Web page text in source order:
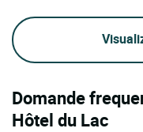
Domande
Hôtel du Lac